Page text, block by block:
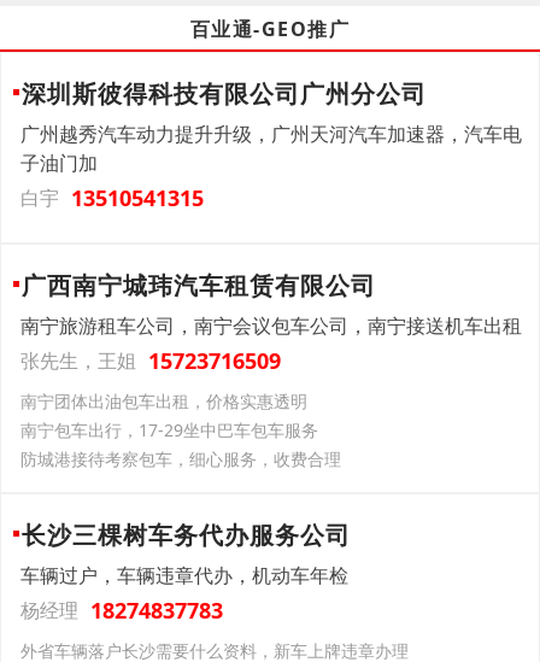
百业通-GEO推广
深圳斯彼得科技有限公司广州分公司
广州越秀汽车动力提升升级，广州天河汽车加速器，汽车电
子油门加
白宇 13510541315
广西南宁城玮汽车租赁有限公司
南宁旅游租车公司，南宁会议包车公司，南宁接送机车出租
张先生，王姐 15723716509
南宁团体出油包车出租，价格实惠透明
南宁包车出行，17-29坐中巴车包车服务
防城港接待考察包车，细心服务，收费合理
长沙三棵树车务代办服务公司
车辆过户，车辆违章代办，机动车年检
杨经理 18274837783
外省车辆落户长沙需要什么资料，新车上牌违章办理